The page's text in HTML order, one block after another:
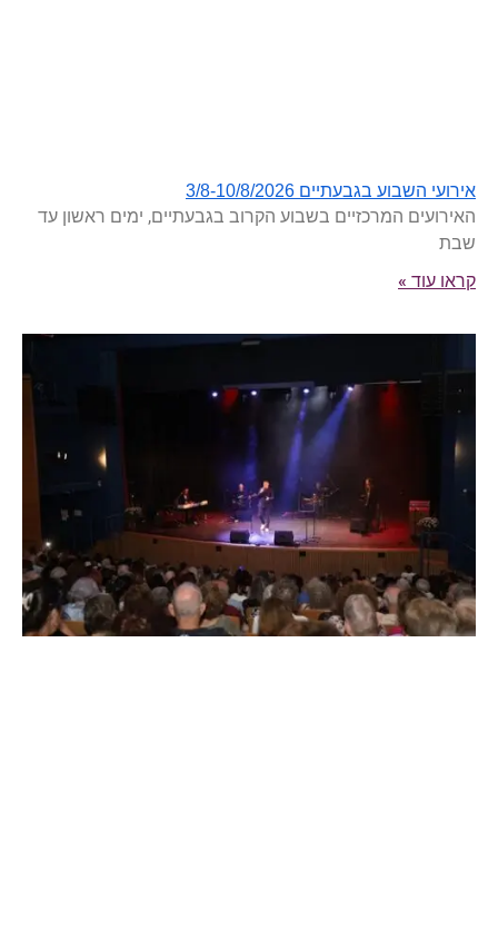
אירועי השבוע בגבעתיים 3/8-10/8/2026
האירועים המרכזיים בשבוע הקרוב בגבעתיים, ימים ראשון עד
שבת
קראו עוד »